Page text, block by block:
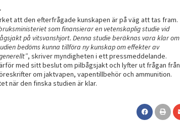
att den efterfrågade kunskapen är på väg att tas fram.
som finansierar en vetenskaplig studie vid
på vitsvanshjort. Denna studie beräknas vara klar om
bedöms kunna tillföra ny kunskap om effekter av
, skriver myndigheten i ett pressmeddelande.
med sitt beslut om pilbågsjakt och lyfter ut frågan från
om jaktvapen, vapentillbehör och ammunition.
när den finska studien är klar.
och
MAT
Viltkorvsgryta i ugnen